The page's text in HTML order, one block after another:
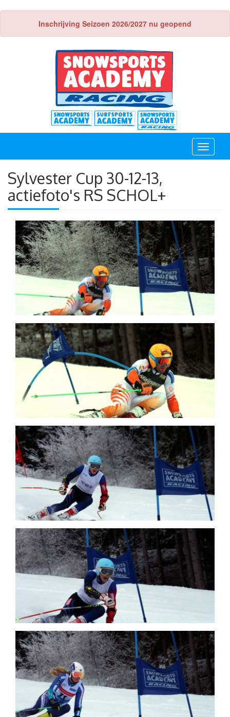
Inschrijving Seizoen 2026/2027 nu geopend
Toggle
Sylvester Cup 30-12-13,
actiefoto's RS SCHOL+